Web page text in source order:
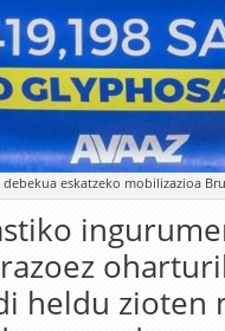
eskatzeko mobilizazioa
heldu zioten